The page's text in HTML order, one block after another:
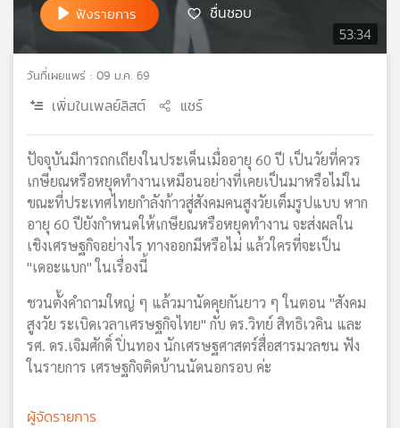
แผนที่
วิทยุ
ข่าย
53:34
ฟังรายการ ชื่นชอบ
วันที่เผยแพร่ : 09 ม.ค. 69
เพิ่มในเพลย์ลิสต์ แชร์
ปัจจุบันมีการถกเถียงในประเด็นเมื่ออายุ 60 ปี เป็นวัยที่ควร
เกษียณหรือหยุดทำงานเหมือนอย่างที่เคยเป็นมาหรือไม่ใน
ขณะที่ประเทศไทยกำลังก้าวสู่สังคมคนสูงวัยเต็มรูปแบบ หาก
อายุ 60 ปียังกำหนดให้เกษียณหรือหยุดทำงาน จะส่งผลใน
เชิงเศรษฐกิจอย่างไร ทางออกมีหรือไม่ แล้วใครที่จะเป็น
"เดอะแบก" ในเรื่องนี้
ชวนตั้งคำถามใหญ่ ๆ แล้วมานัดคุยกันยาว ๆ ในตอน "สังคม
สูงวัย ระเบิดเวลาเศรษฐกิจไทย" กับ ดร.วิทย์ สิทธิเวคิน และ
รศ. ดร.เจิมศักดิ์ ปิ่นทอง นักเศรษฐศาสตร์สื่อสารมวลชน ฟัง
ในรายการ เศรษฐกิจติดบ้านนัดนอกรอบ ค่ะ
ผู้จัดรายการ